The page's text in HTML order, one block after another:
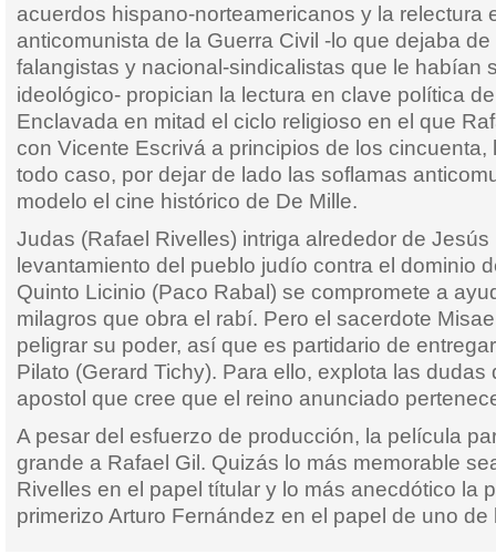
acuerdos hispano-norteamericanos y la relectura
anticomunista de la Guerra Civil -lo que dejaba
falangistas y nacional-sindicalistas que le habían
ideológico- propician la lectura en clave política
Enclavada en mitad el ciclo religioso en el que
con Vicente Escrivá a principios de los cincuenta,
todo caso, por dejar de lado las soflamas
modelo el cine histórico de De Mille.
Judas (Rafael Rivelles) intriga alrededor de Jesús
levantamiento del pueblo judío contra el dominio
Quinto Licinio (Paco Rabal) se compromete a
milagros que obra el rabí. Pero el sacerdote
peligrar su poder, así que es partidario de
Pilato (Gerard Tichy). Para ello, explota las dudas
apostol que cree que el reino anunciado
A pesar del esfuerzo de producción, la película
grande a Rafael Gil. Quizás lo más memorable
Rivelles en el papel títular y lo más anecdótico la
primerizo Arturo Fernández en el papel de uno de